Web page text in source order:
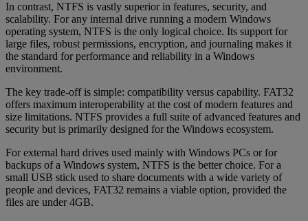
In contrast, NTFS is vastly superior in features, security, and
scalability. For any internal drive running a modern Windows
operating system, NTFS is the only logical choice. Its support for
large files, robust permissions, encryption, and journaling makes it
the standard for performance and reliability in a Windows
environment.
The key trade-off is simple: compatibility versus capability. FAT32
offers maximum interoperability at the cost of modern features and
size limitations. NTFS provides a full suite of advanced features and
security but is primarily designed for the Windows ecosystem.
For external hard drives used mainly with Windows PCs or for
backups of a Windows system, NTFS is the better choice. For a
small USB stick used to share documents with a wide variety of
people and devices, FAT32 remains a viable option, provided the
files are under 4GB.